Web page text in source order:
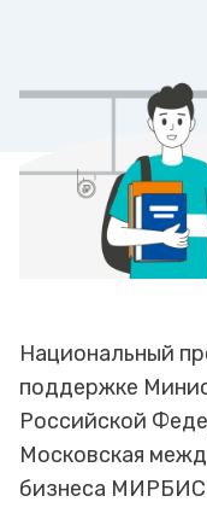
Национальный
поддержке
Российской
Московская
бизнеса МИРБИС